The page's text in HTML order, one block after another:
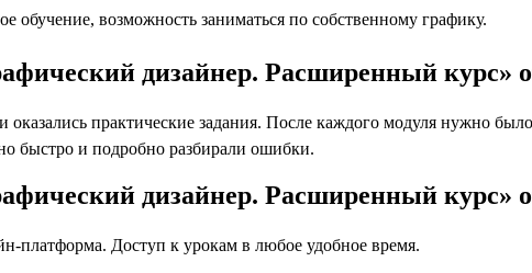
обучение, возможность заниматься по собственному графику.
дизайнер. Расширенный курс»
оказались практические задания. После каждого модуля нужно
быстро и подробно разбирали ошибки.
дизайнер. Расширенный курс»
платформа. Доступ к урокам в любое удобное время.